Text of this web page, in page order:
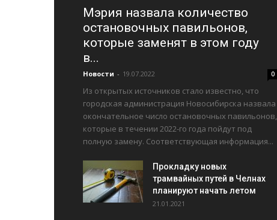
Мэрия назвала количество
остановочных павильонов,
которые заменят в этом году
в...
Новости - 19.07.2022 0
Из открытых источников стало известно, что
городская администрация Новосибирска назвала
окончательное число остановочных павильонов,
которые в течении 2022-го года пойдут под
полную замену. Соответствующая информация...
Прокладку новых
трамвайных путей в Челнах
планируют начать летом
21.01.2021